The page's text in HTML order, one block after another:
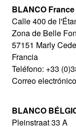
BLANCO
Calle 400 de
Zona de Belle
57151 Marly
Francia
Teléfono: +33
Correo
BLANCO
Pleinstraat 33 A